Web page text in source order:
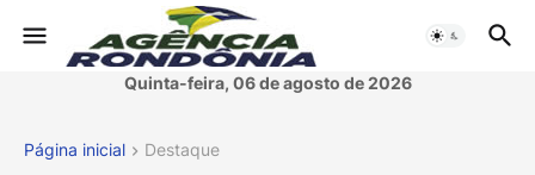
Quinta-feira, 06 de agosto de 2026
Página inicial Destaque